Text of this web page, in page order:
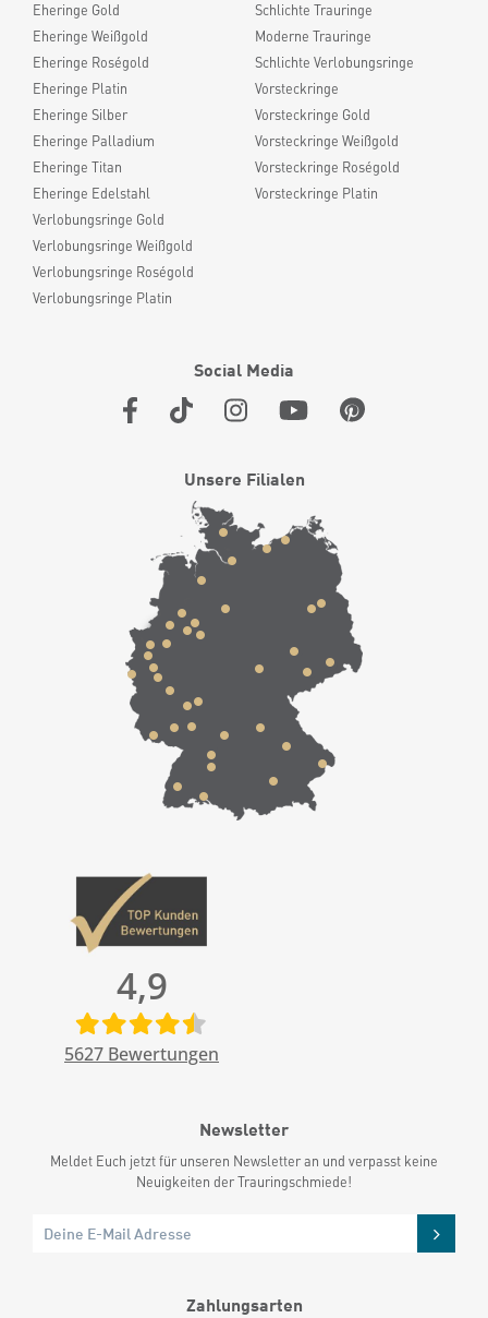
Eheringe Gold
Eheringe Weißgold
Eheringe Roségold
Eheringe Platin
Eheringe Silber
Eheringe Palladium
Eheringe Titan
Eheringe Edelstahl
Verlobungsringe Gold
Verlobungsringe Weißgold
Verlobungsringe Roségold
Verlobungsringe Platin
Schlichte Trauringe
Moderne Trauringe
Schlichte Verlobungsringe
Vorsteckringe
Vorsteckringe Gold
Vorsteckringe Weißgold
Vorsteckringe Roségold
Vorsteckringe Platin
Social Media
Unsere Filialen
4,9
5627 Bewertungen
Newsletter
Meldet Euch jetzt für unseren Newsletter an und verpasst keine
Neuigkeiten der Trauringschmiede!
Zahlungsarten